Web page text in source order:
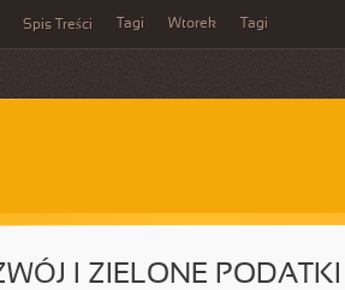
Spis Treści Tagi Wtorek Tagi
I ZIELONE PODATKI